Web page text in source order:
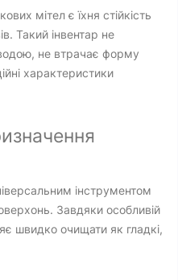
мітел є їхня стійкість
Такий інвентар не
не втрачає форму
характеристики
інструментом
Завдяки особливій
швидко очищати як гладкі,